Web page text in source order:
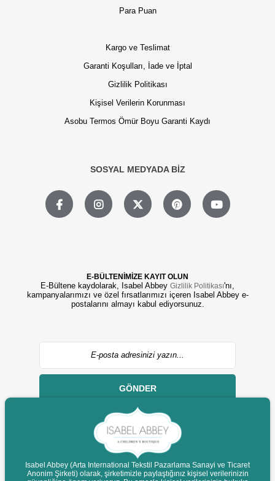
Para Puan
Kargo ve Teslimat
Garanti Koşulları, İade ve İptal
Gizlilik Politikası
Kişisel Verilerin Korunması
Asobu Termos Ömür Boyu Garanti Kaydı
SOSYAL MEDYADA BİZ
E-BÜLTENİMİZE KAYIT OLUN
E-Bültene kaydolarak, Isabel Abbey Gizlilik Politikası'nı,
kampanyalarımızı ve özel fırsatlarımızı içeren Isabel Abbey e-
postalarını almayı kabul ediyorsunuz.
GÖNDER
Isabel Abbey (Arta International Tekstil Pazarlama Sanayi ve Ticaret
Anonim Şirketi) olarak, şirketimizle paylaştığınız kişisel verilerinizin